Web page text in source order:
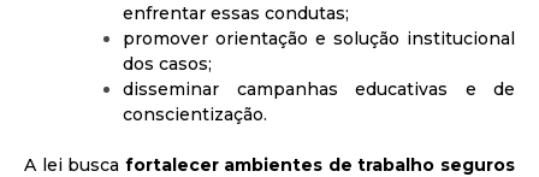
enfrentar essas condutas;
promover orientação e solução institucional
dos casos;
disseminar campanhas educativas e de
conscientização.
A lei busca fortalecer ambientes de trabalho seguros